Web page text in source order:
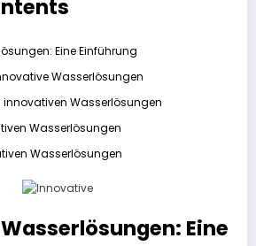
Eine Einführung
Wasserlösungen
Wasserlösungen
Wasserlösungen
Wasserlösungen
Eine